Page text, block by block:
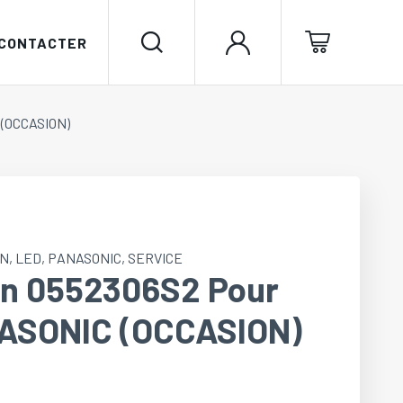
, LED, PANASONIC, SERVICE
0552306S2 Pour
(OCCASION)